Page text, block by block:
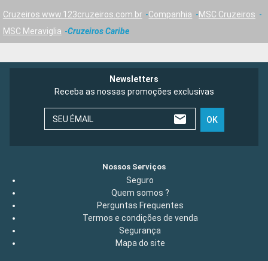
Cruzeiros www.123cruzeiros.com.br Companhia
MSC Cruzeiros
MSC Meraviglia
Cruzeiros Caribe
Newsletters
Receba as nossas promoções exclusivas
SEU ÉMAIL OK
Nossos Serviços
Seguro
Quem somos ?
Perguntas Frequentes
Termos e condições de venda
Segurança
Mapa do site